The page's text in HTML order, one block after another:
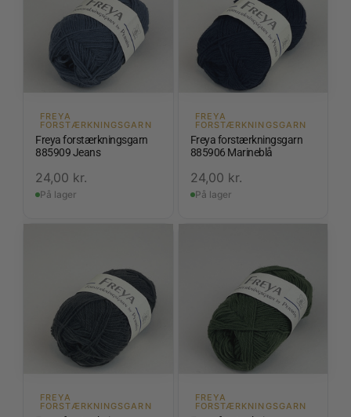
FREYA
FORSTÆRKNINGSGARN
Freya forstærkningsgarn
885909 Jeans
24,00 kr.
På lager
FREYA
FORSTÆRKNINGSGARN
Freya forstærkningsgarn
885906 Marineblå
24,00 kr.
På lager
FREYA
FORSTÆRKNINGSGARN
FREYA
FORSTÆRKNINGSGARN